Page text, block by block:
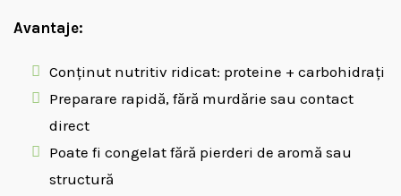
Avantaje:
Conținut nutritiv ridicat: proteine + carbohidrați
Preparare rapidă, fără murdărie sau contact
direct
Poate fi congelat fără pierderi de aromă sau
structură